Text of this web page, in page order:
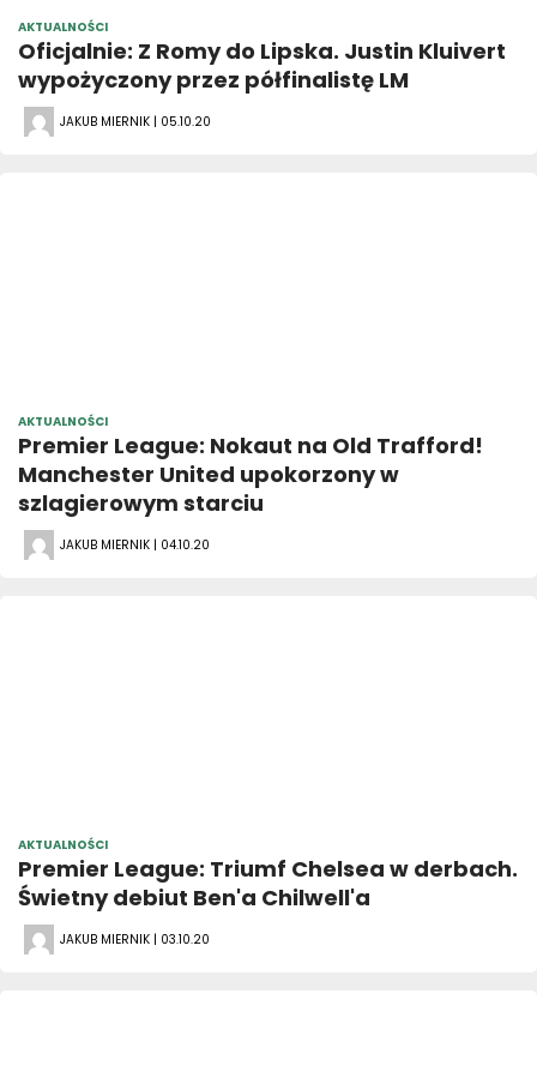
AKTUALNOŚCI
Oficjalnie: Z Romy do Lipska. Justin Kluivert
wypożyczony przez półfinalistę LM
JAKUB MIERNIK | 05.10.20
AKTUALNOŚCI
Premier League: Nokaut na Old Trafford!
Manchester United upokorzony w
szlagierowym starciu
JAKUB MIERNIK | 04.10.20
AKTUALNOŚCI
Premier League: Triumf Chelsea w derbach.
Świetny debiut Ben'a Chilwell'a
JAKUB MIERNIK | 03.10.20